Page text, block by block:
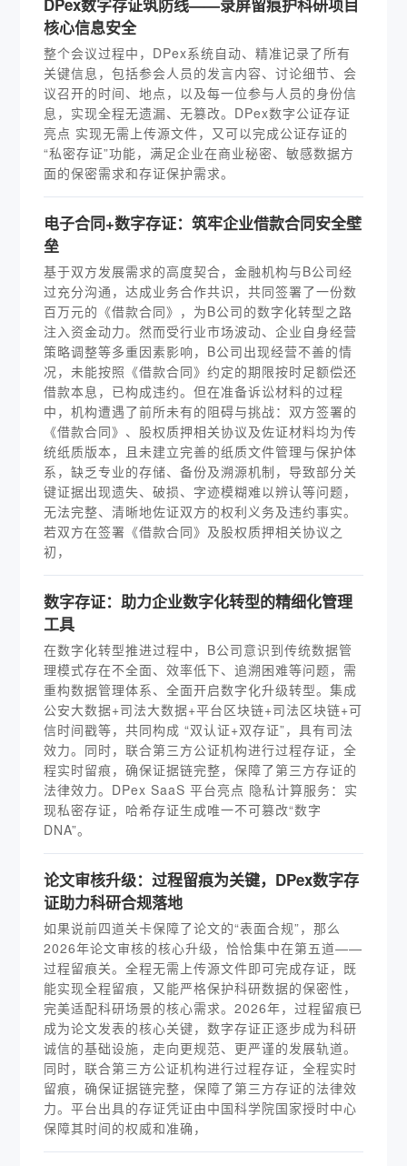
DPex数字存证筑防线——录屏留痕护科研项目
核心信息安全
整个会议过程中，DPex系统自动、精准记录了所有
关键信息，包括参会人员的发言内容、讨论细节、会
议召开的时间、地点，以及每一位参与人员的身份信
息，实现全程无遗漏、无篡改。DPex数字公证存证
亮点 实现无需上传源文件，又可以完成公证存证的
“私密存证”功能，满足企业在商业秘密、敏感数据方
面的保密需求和存证保护需求。
电子合同+数字存证：筑牢企业借款合同安全壁
垒
基于双方发展需求的高度契合，金融机构与B公司经
过充分沟通，达成业务合作共识，共同签署了一份数
百万元的《借款合同》，为B公司的数字化转型之路
注入资金动力。然而受行业市场波动、企业自身经营
策略调整等多重因素影响，B公司出现经营不善的情
况，未能按照《借款合同》约定的期限按时足额偿还
借款本息，已构成违约。但在准备诉讼材料的过程
中，机构遭遇了前所未有的阻碍与挑战：双方签署的
《借款合同》、股权质押相关协议及佐证材料均为传
统纸质版本，且未建立完善的纸质文件管理与保护体
系，缺乏专业的存储、备份及溯源机制，导致部分关
键证据出现遗失、破损、字迹模糊难以辨认等问题，
无法完整、清晰地佐证双方的权利义务及违约事实。
若双方在签署《借款合同》及股权质押相关协议之
初，
数字存证：助力企业数字化转型的精细化管理
工具
在数字化转型推进过程中，B公司意识到传统数据管
理模式存在不全面、效率低下、追溯困难等问题，需
重构数据管理体系、全面开启数字化升级转型。集成
公安大数据+司法大数据+平台区块链+司法区块链+可
信时间戳等，共同构成 “双认证+双存证”，具有司法
效力。同时，联合第三方公证机构进行过程存证，全
程实时留痕，确保证据链完整，保障了第三方存证的
法律效力。DPex SaaS 平台亮点 隐私计算服务：实
现私密存证，哈希存证生成唯一不可篡改“数字
DNA”。
论文审核升级：过程留痕为关键，DPex数字存
证助力科研合规落地
如果说前四道关卡保障了论文的“表面合规”，那么
2026年论文审核的核心升级，恰恰集中在第五道——
过程留痕关。全程无需上传源文件即可完成存证，既
能实现全程留痕，又能严格保护科研数据的保密性，
完美适配科研场景的核心需求。2026年，过程留痕已
成为论文发表的核心关键，数字存证正逐步成为科研
诚信的基础设施，走向更规范、更严谨的发展轨道。
同时，联合第三方公证机构进行过程存证，全程实时
留痕，确保证据链完整，保障了第三方存证的法律效
力。平台出具的存证凭证由中国科学院国家授时中心
保障其时间的权威和准确，